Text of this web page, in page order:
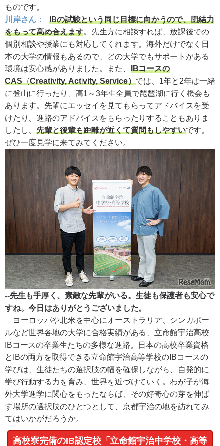
ものです。
川岸さん：
IBの試験という同じ目標に向かうので、団結力
をもって高め合えます。先生方に相談すれば、放課後での
個別相談や授業にも対応してくれます。海外だけでなく日
本の大学の情報もあるので、どの大学でもサポートがある
環境は安心感がありました。また、 IBコースの
CAS（Creativity, Activity, Service）では、1年と2年は一緒
に登山に行ったり、高1～3年生全員で琵琶湖に行く機会も
あります。先輩にエッセイを見てもらってアドバイスを受
けたり、進路のアドバイスをもらったりすることもありま
したし、 先輩と後輩も距離が近くて質問もしやすいです。
ぜひ一度見学に来てみてください。
--先生も手厚く、素敵な先輩がいる。生徒も保護者も安心で
すね。今日はありがとうございました。
ヨーロッパや北米を中心にオーストラリア、シンガポー
ルなど世界各地の大学に合格実績がある、立命館宇治高校
IBコースの卒業生たちの多様な進路。日本の高校卒業資格
とIBの両方を取得できる立命館宇治高等学校のIBコースの
学びは、生徒たちの選択肢の幅を確保しながら、自発的に
学び行動する力を育み、世界を近づけていく。わが子が海
外大学進学に関心をもったならば、その好奇心の芽を伸ば
す場所の選択肢のひとつとして、京都宇治の地を訪れてみ
てはいかがだろうか。
高校寮完備のIB認定校「立命館宇治中学校・高等